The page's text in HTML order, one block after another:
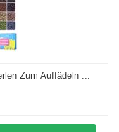
Zum Auffädeln ...